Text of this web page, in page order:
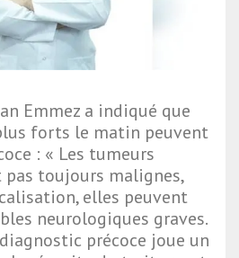
Emmez a indiqué que
forts le matin peuvent
: « Les tumeurs
pas toujours malignes,
elles peuvent
neurologiques graves.
précoce joue un